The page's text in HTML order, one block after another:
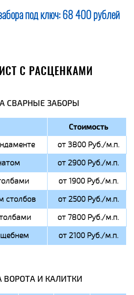
под ключ: 68 400 рублей
С РАСЦЕНКАМИ
СВАРНЫЕ ЗАБОРЫ
Стоимость
от 3800 Руб./м.п.
от 2900 Руб./м.п.
от 1900 Руб./м.п.
столбов
от 2500 Руб./м.п.
от 7800 Руб./м.п.
от 2100 Руб./м.п.
ВОРОТА И КАЛИТКИ